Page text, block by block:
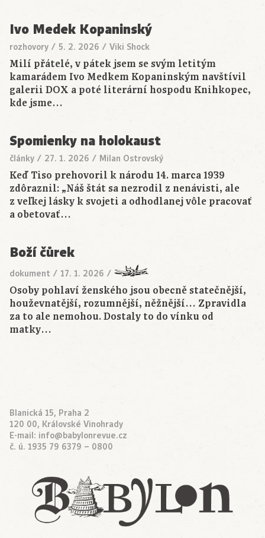
Ivo Medek Kopaninský
rozhovory / 5. 2. 2026 / Viki Shock
Milí přátelé, v pátek jsem se svým letitým
kamarádem Ivo Medkem Kopaninským navštívil
galerii DOX a poté literární hospodu Knihkopec,
kde jsme…
Spomienky na holokaust
články / 27. 1. 2026 / Milan Ostrovský
Keď Tiso prehovoril k národu 14. marca 1939
zdôraznil: „Náš štát sa nezrodil z nenávisti, ale
z veľkej lásky k svojeti a odhodlanej vôle pracovať
a obetovať…
Boží čůrek
dokument / 17. 1. 2026 /
Osoby pohlaví ženského jsou obecně statečnější,
houževnatější, rozumnější, něžnější… Zpravidla
za to ale nemohou. Dostaly to do vínku od
matky…
Blanická 15, Praha 2
120 00, Královské Vinohrady
E-mail: info@babylonrevue.cz
č. ú. 1935 79 6379 – 0800